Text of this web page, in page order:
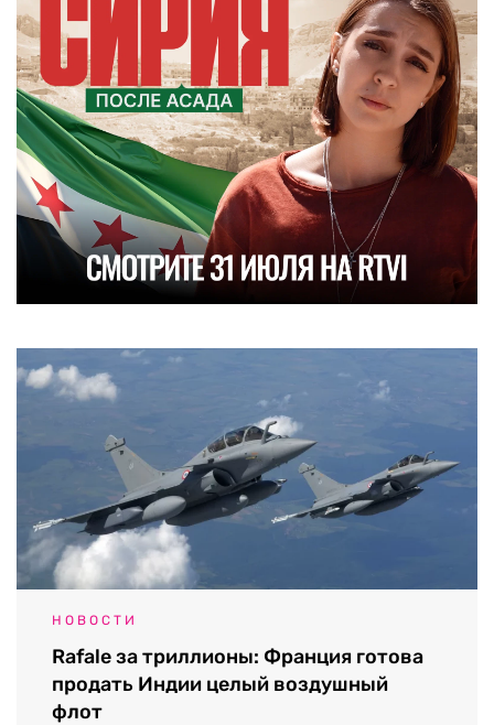
НОВОСТИ
Rafale за триллионы: Франция готова
продать Индии целый воздушный
флот